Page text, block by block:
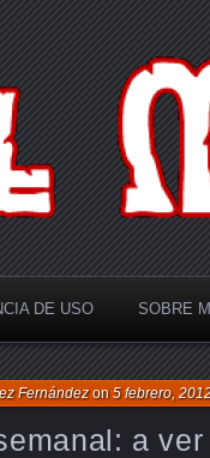
DE USO SOBRE MÍ
a
Fernándezon5 febrero,